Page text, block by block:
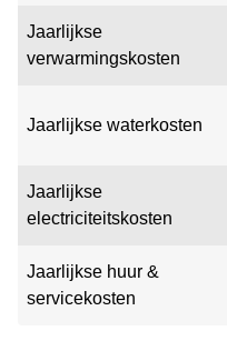
Jaarlijkse
verwarmingskosten
Jaarlijkse waterkosten
Jaarlijkse
electriciteitskosten
Jaarlijkse huur &
servicekosten